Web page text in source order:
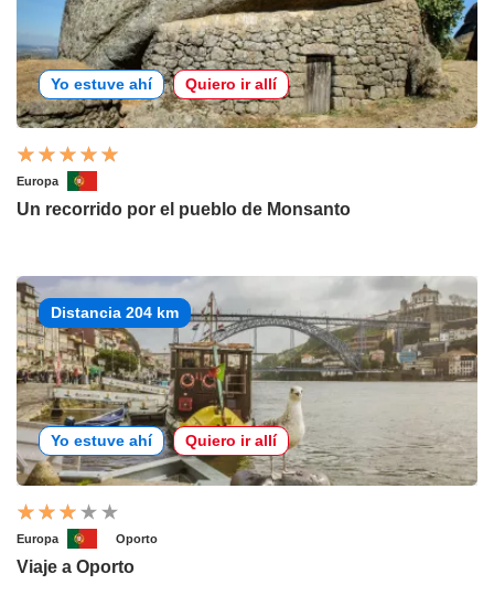
Yo estuve ahí Quiero ir allí
Europa
Un recorrido por el pueblo de Monsanto
Distancia 204 km
Yo estuve ahí Quiero ir allí
Europa Oporto
Viaje a Oporto